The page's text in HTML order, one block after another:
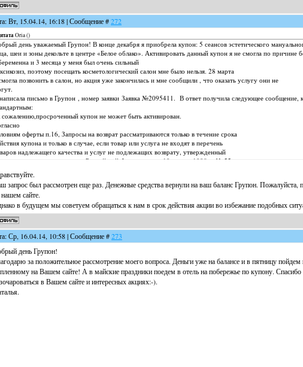
Вт, 15.04.14, 16:18 | Сообщение #272
Oria()
день уважаемый Групон! В конце декабря я приобрела купон: 5 сеансов эстетического
шеи и зоны декольте в центре «Белое облако». Активировать данный купон я не смогла по причине
и 3 месяца у меня был очень сильный
поэтому посещать косметологический салон мне было нельзя. 28 марта
позвонить в салон, но акция уже закончилась и мне сообщили , что оказать услугу они не
письмо в Групон , номер заявки Заявка №2095411. В ответ получила следующее сообщение,
купон не может быть активирован.
оферты п.16, Запросы на возврат рассматриваются только в течение срока
купона и только в случае, если товар или услуга не входят в перечень
надлежащего качества и услуг не подлежащих возврату, утвержденный
правительства Российской Федерации от 19 января 1998 г. № 55.
окончена, срок действия купона истек, в связи с этим мы вынуждены
в оформлении возврата.
April 03, 2014 я еще раз сообщила, что причина возврата купона- беременность и осложнения
что беременность можно трактовать как форс-мажорное обстоятельство,приведшее к
за
ни одна из сторон не отвечает» Согласно ст. 782 ГК РФ. Тем более моё состояние сейчас
Волноваться беременным нельзя.
более я просила вернуть средства не на карточку, если вы
просчитаете, а на баланс, что бы воспользоваться ими по какой
другой акции.
пользовалась услугами Вашего сайта и до сих пор
все мои просьбы Вы реагировали вполне адекватно.
на пересмотр Вашей позиции по этому вопросу.
запрос был рассмотрен еще раз. Денежные средства вернули на ваш баланс Групон. Пожалуйста,
сайте.
в будущем мы советуем обращаться к нам в срок действия акции во избежание подобных
Ср, 16.04.14, 10:58 | Сообщение #273
день Групон!
за положительное рассмотрение моего вопроса. Деньги уже на балансе и в пятницу
на Вашем сайте! А в майские праздники поедем в отель на побережье по купону. Спасибо
в Вашем сайте и интересных акциях:-).